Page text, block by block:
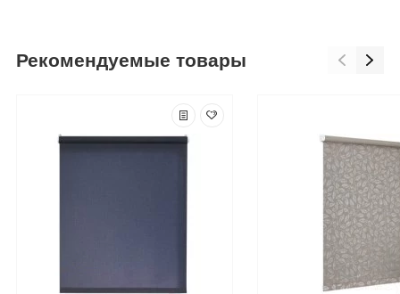
Рекомендуемые товары